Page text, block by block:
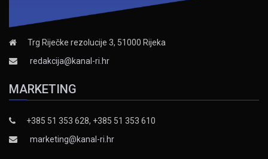
Trg Riječke rezolucije 3, 51000 Rijeka
redakcija@kanal-ri.hr
MARKETING
+385 51 353 628, +385 51 353 610
marketing@kanal-ri.hr